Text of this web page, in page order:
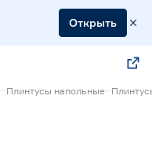
Открыть
Плинтусы напольные